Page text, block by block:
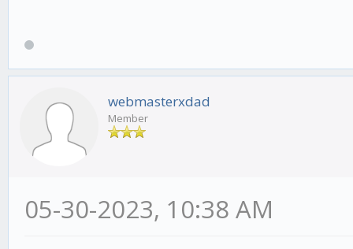
webmasterxdad
Member
05-30-2023, 10:38 AM